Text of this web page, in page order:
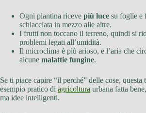
Ogni piantina riceve più luce su foglie e
schiacciata in mezzo alle altre.
I frutti non toccano il terreno, quindi si
problemi legati all’umidità.
Il microclima è più arioso, e l’aria che
alcune malattie fungine.
Se ti piace capire “il perché” delle cose,
esempio pratico di agricoltura urbana fatta
ma idee intelligenti.